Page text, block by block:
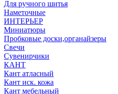
Для ручного шитья
Наметочные
ИНТЕРЬЕР
Миниатюры
Пробковые доски,органайзеры
Свечи
Сувенирчики
КАНТ
Кант атласный
Кант иск. кожа
Кант мебельный